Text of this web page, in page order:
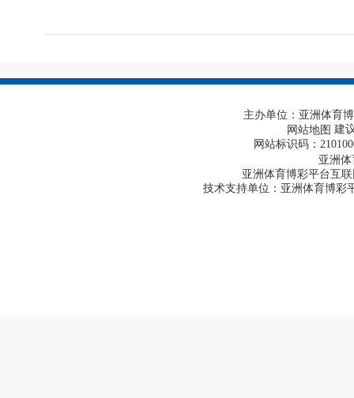
主办单位：亚洲体育
网站地图 建
网站标识码：
亚洲
亚洲体育博彩平台互
技术支持单位：亚洲体育博彩